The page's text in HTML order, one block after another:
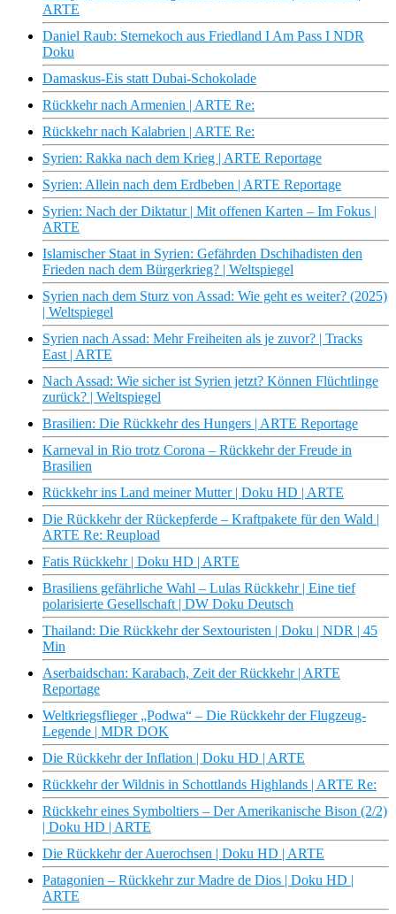
ARTE
Daniel Raub: Sternekoch aus Friedland I Am Pass I NDR
Doku
Damaskus-Eis statt Dubai-Schokolade
Rückkehr nach Armenien | ARTE Re:
Rückkehr nach Kalabrien | ARTE Re:
Syrien: Rakka nach dem Krieg | ARTE Reportage
Syrien: Allein nach dem Erdbeben | ARTE Reportage
Syrien: Nach der Diktatur | Mit offenen Karten – Im Fokus |
ARTE
Islamischer Staat in Syrien: Gefährden Dschihadisten den
Frieden nach dem Bürgerkrieg? | Weltspiegel
Syrien nach dem Sturz von Assad: Wie geht es weiter? (2025)
| Weltspiegel
Syrien nach Assad: Mehr Freiheiten als je zuvor? | Tracks
East | ARTE
Nach Assad: Wie sicher ist Syrien jetzt? Können Flüchtlinge
zurück? | Weltspiegel
Brasilien: Die Rückkehr des Hungers | ARTE Reportage
Karneval in Rio trotz Corona – Rückkehr der Freude in
Brasilien
Rückkehr ins Land meiner Mutter | Doku HD | ARTE
Die Rückkehr der Rückepferde – Kraftpakete für den Wald |
ARTE Re: Reupload
Fatis Rückkehr | Doku HD | ARTE
Brasiliens gefährliche Wahl – Lulas Rückkehr | Eine tief
polarisierte Gesellschaft | DW Doku Deutsch
Thailand: Die Rückkehr der Sextouristen | Doku | NDR | 45
Min
Aserbaidschan: Karabach, Zeit der Rückkehr | ARTE
Reportage
Weltkriegsflieger „Podwa“ – Die Rückkehr der Flugzeug-
Legende | MDR DOK
Die Rückkehr der Inflation | Doku HD | ARTE
Rückkehr der Wildnis in Schottlands Highlands | ARTE Re:
Rückkehr eines Symboltiers – Der Amerikanische Bison (2/2)
| Doku HD | ARTE
Die Rückkehr der Auerochsen | Doku HD | ARTE
Patagonien – Rückkehr zur Madre de Dios | Doku HD |
ARTE